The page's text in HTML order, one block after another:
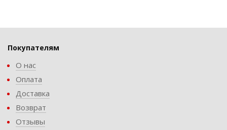
Покупателям
О нас
Оплата
Доставка
Возврат
Отзывы